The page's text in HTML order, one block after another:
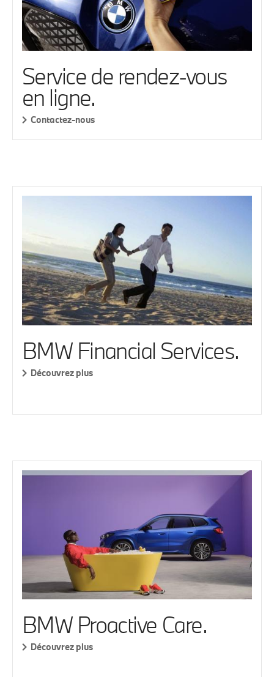
Service de rendez-vous
en ligne.
Contactez-nous
BMW Financial Services.
Découvrez plus
BMW Proactive Care.
Découvrez plus